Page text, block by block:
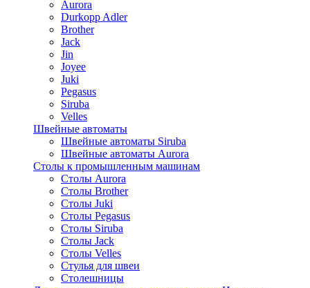
Aurora
Durkopp Adler
Brother
Jack
Jin
Joyee
Juki
Pegasus
Siruba
Velles
Швейные автоматы
Швейные автоматы Siruba
Швейные автоматы Aurora
Столы к промышленным машинам
Столы Aurora
Столы Brother
Столы Juki
Столы Pegasus
Столы Siruba
Столы Jack
Столы Velles
Стулья для швеи
Столешницы